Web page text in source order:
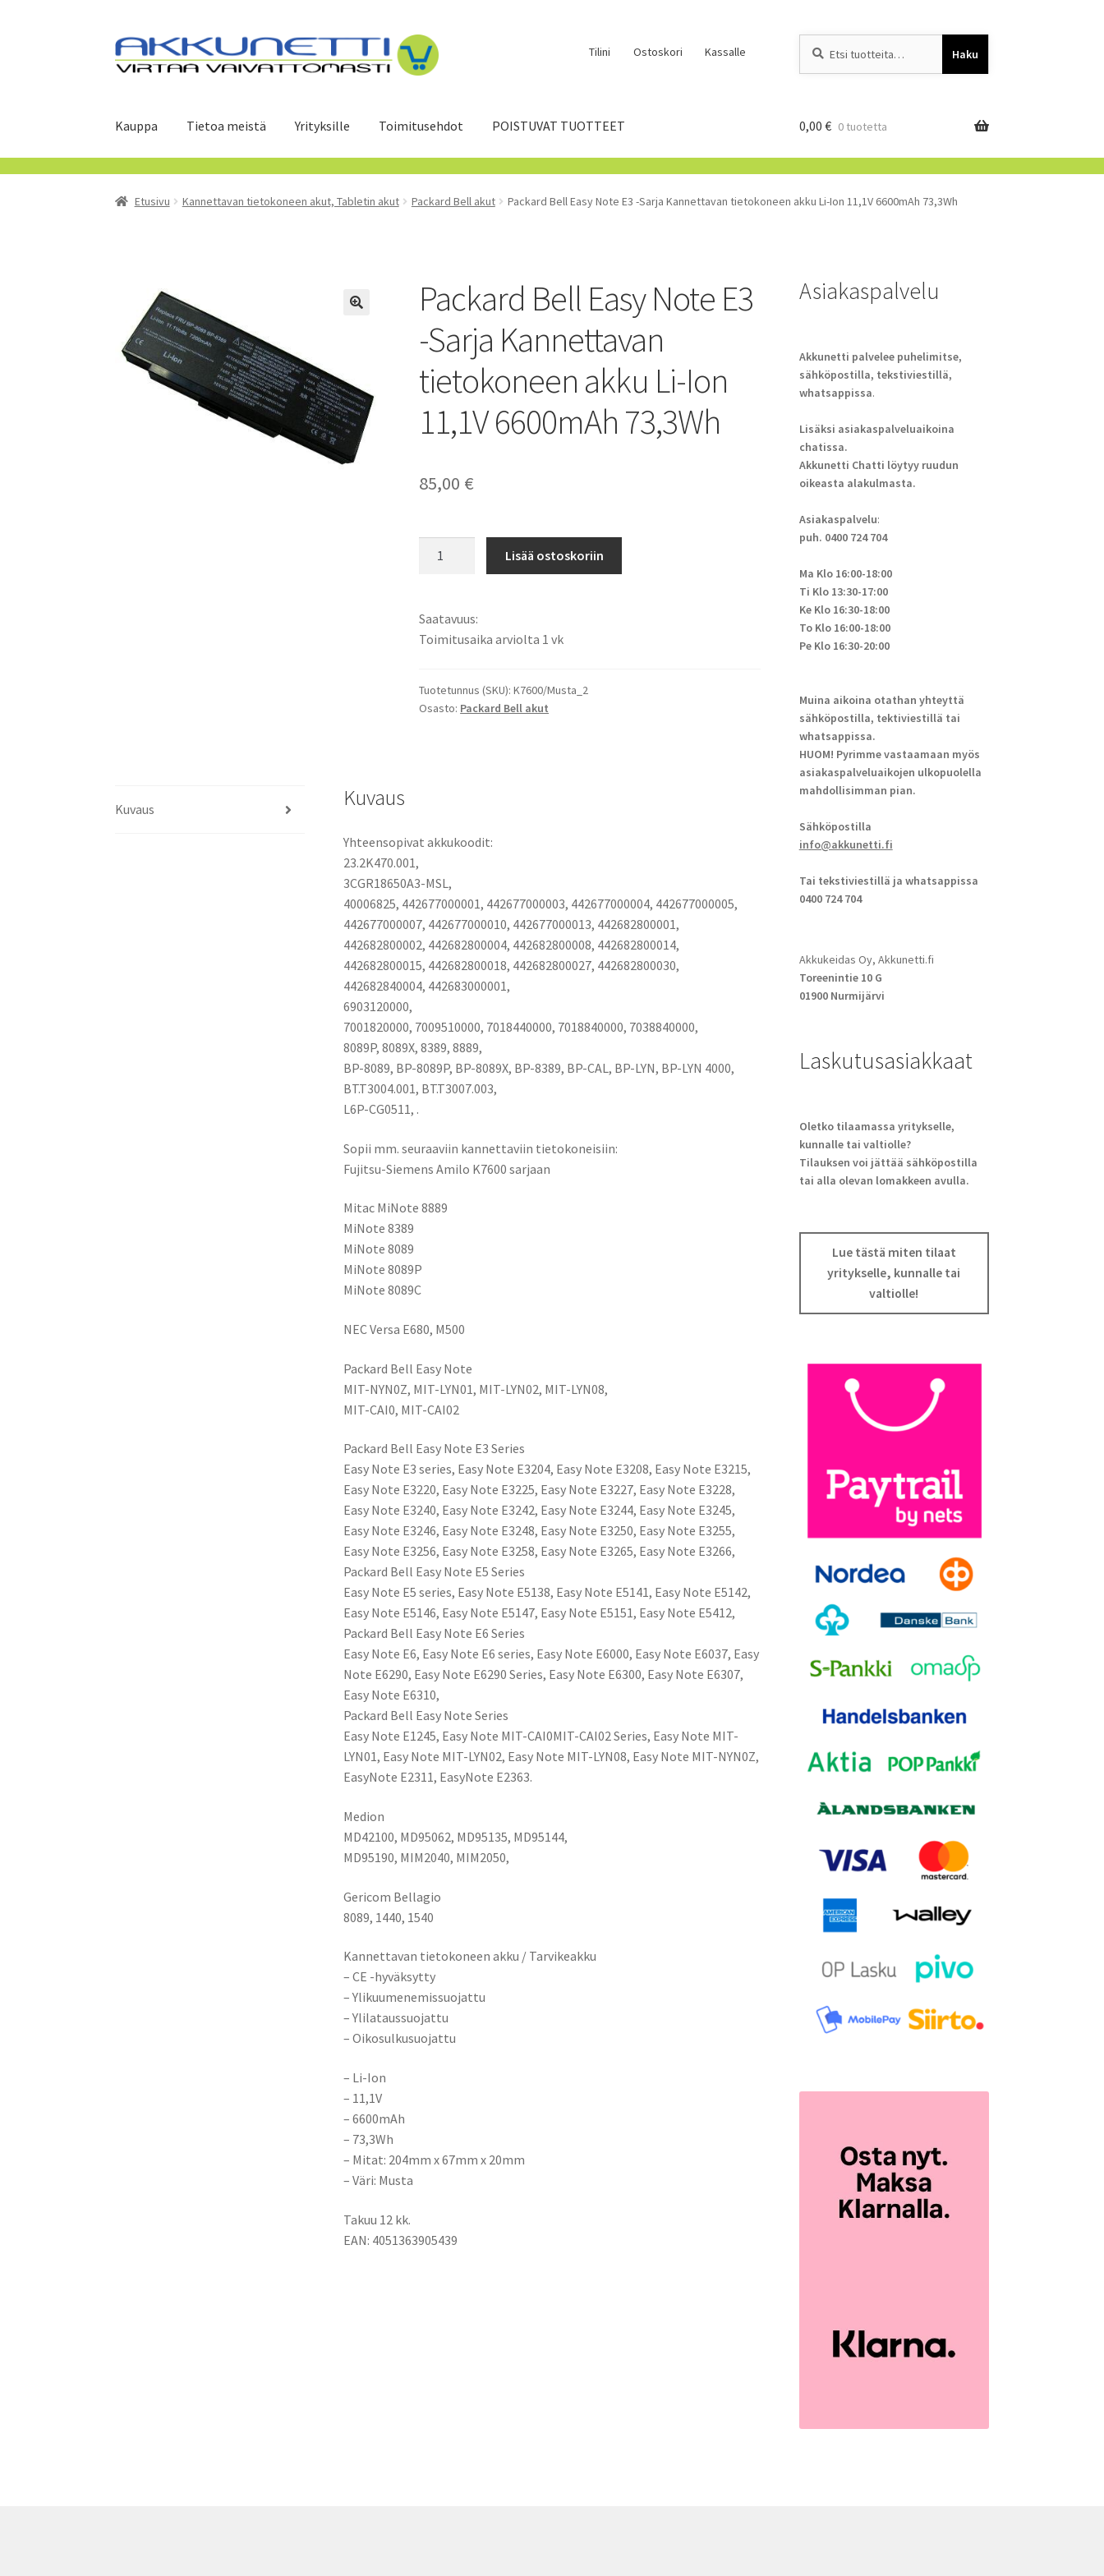
Siirry
navigointiin
Siirry
sisältöön
Tilini Ostoskori Kassalle Haku
Kauppa Tietoa meistä Yrityksille Toimitusehdot POISTUVAT TUOTTEET 0,00 € 0 tuotetta
Etusivu Kannettavan tietokoneen akut, Tabletin akut Packard Bell akut Packard Bell Easy Note E3 -Sarja Kannettavan tietokoneen akku Li-Ion 11,1V 6600mAh 73,3Wh
Packard Bell Easy Note E3
-Sarja Kannettavan
tietokoneen akku Li-Ion
11,1V 6600mAh 73,3Wh
85,00 €
E3
-
Kannettavan
tietokoneen
73,3Wh
Lisää ostoskoriin
Saatavuus:
Toimitusaika arviolta 1 vk
Tuotetunnus (SKU):K7600/Musta_2
Osasto: Packard Bell akut
Kuvaus Kuvaus
Yhteensopivat akkukoodit:
23.2K470.001,
3CGR18650A3-MSL,
40006825, 442677000001, 442677000003, 442677000004, 442677000005,
442677000007, 442677000010, 442677000013, 442682800001,
442682800002, 442682800004, 442682800008, 442682800014,
442682800015, 442682800018, 442682800027, 442682800030,
442682840004, 442683000001,
6903120000,
7001820000, 7009510000, 7018440000, 7018840000, 7038840000,
8089P, 8089X, 8389, 8889,
BP-8089, BP-8089P, BP-8089X, BP-8389, BP-CAL, BP-LYN, BP-LYN 4000,
BT.T3004.001, BT.T3007.003,
L6P-CG0511, .
Sopii mm. seuraaviin kannettaviin tietokoneisiin:
Fujitsu-Siemens Amilo K7600 sarjaan
Mitac MiNote 8889
MiNote 8389
MiNote 8089
MiNote 8089P
MiNote 8089C
NEC Versa E680, M500
Packard Bell Easy Note
MIT-NYN0Z, MIT-LYN01, MIT-LYN02, MIT-LYN08,
MIT-CAI0, MIT-CAI02
Packard Bell Easy Note E3 Series
Easy Note E3 series, Easy Note E3204, Easy Note E3208, Easy Note E3215,
Easy Note E3220, Easy Note E3225, Easy Note E3227, Easy Note E3228,
Easy Note E3240, Easy Note E3242, Easy Note E3244, Easy Note E3245,
Easy Note E3246, Easy Note E3248, Easy Note E3250, Easy Note E3255,
Easy Note E3256, Easy Note E3258, Easy Note E3265, Easy Note E3266,
Packard Bell Easy Note E5 Series
Easy Note E5 series, Easy Note E5138, Easy Note E5141, Easy Note E5142,
Easy Note E5146, Easy Note E5147, Easy Note E5151, Easy Note E5412,
Packard Bell Easy Note E6 Series
Easy Note E6, Easy Note E6 series, Easy Note E6000, Easy Note E6037, Easy
Note E6290, Easy Note E6290 Series, Easy Note E6300, Easy Note E6307,
Easy Note E6310,
Packard Bell Easy Note Series
Easy Note E1245, Easy Note MIT-CAI0MIT-CAI02 Series, Easy Note MIT-
LYN01, Easy Note MIT-LYN02, Easy Note MIT-LYN08, Easy Note MIT-NYN0Z,
EasyNote E2311, EasyNote E2363.
Medion
MD42100, MD95062, MD95135, MD95144,
MD95190, MIM2040, MIM2050,
Gericom Bellagio
8089, 1440, 1540
Kannettavan tietokoneen akku / Tarvikeakku
– CE -hyväksytty
– Ylikuumenemissuojattu
– Ylilataussuojattu
– Oikosulkusuojattu
– Li-Ion
– 11,1V
– 6600mAh
– 73,3Wh
– Mitat: 204mm x 67mm x 20mm
– Väri: Musta
Takuu 12 kk.
EAN: 4051363905439
Asiakaspalvelu
Akkunetti palvelee puhelimitse,
sähköpostilla, tekstiviestillä,
whatsappissa.
Lisäksi asiakaspalveluaikoina
chatissa.
Akkunetti Chatti löytyy ruudun
oikeasta alakulmasta.
Asiakaspalvelu:
puh. 0400 724 704
Ma Klo 16:00-18:00
Ti Klo 13:30-17:00
Ke Klo 16:30-18:00
To Klo 16:00-18:00
Pe Klo 16:30-20:00
Muina aikoina otathan yhteyttä
sähköpostilla, tektiviestillä tai
whatsappissa.
HUOM! Pyrimme vastaamaan myös
asiakaspalveluaikojen ulkopuolella
mahdollisimman pian.
Sähköpostilla
info@akkunetti.fi
Tai tekstiviestillä ja whatsappissa
0400 724 704
Akkukeidas Oy, Akkunetti.fi
Toreenintie 10 G
01900 Nurmijärvi
Laskutusasiakkaat
Oletko tilaamassa yritykselle,
kunnalle tai valtiolle?
Tilauksen voi jättää sähköpostilla
tai alla olevan lomakkeen avulla.
Lue tästä miten tilaat
yritykselle, kunnalle tai
valtiolle!